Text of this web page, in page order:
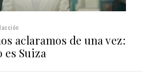
aclaramos de una vez:
es Suiza